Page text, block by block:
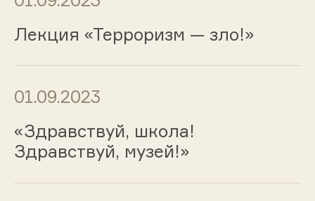
Лекция «Терроризм — зло!»
01.09.2023
«Здравствуй, школа!
Здравствуй, музей!»